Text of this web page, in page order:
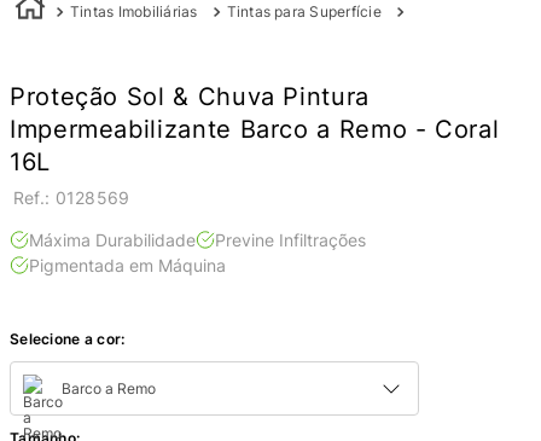
Tintas Imobiliárias Tintas para Superfície
Proteção Sol & Chuva Pintura
Impermeabilizante Barco a Remo - Coral
16L
: 0128569
Máxima Durabilidade
Previne Infiltrações
Pigmentada em Máquina
Selecione a cor:
Barco a Remo